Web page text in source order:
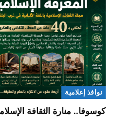
نوافذ إعلامية
كوسوفا.. منارة الثقافة